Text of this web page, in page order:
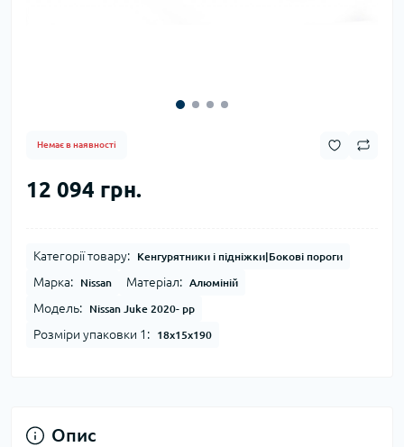
Немає в наявності
12 094 грн.
Категорії товару: Кенгурятники і підніжки|Бокові пороги
Марка: Nissan Матеріал: Алюміній
Модель: Nissan Juke 2020- рр
Розміри упаковки 1: 18x15x190
Опис